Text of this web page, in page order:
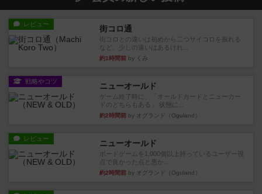
レビュー 街コロ通
街コロとの違いは初めから二つサイコロを振れる
など、少しの違いはあるけれ...
約1時間前 by くみ
戦略やコツ ニューオールド
ゲーム終了時に、「オールドカードとニューカー
ドのどちらもある」 状態に...
約2時間前 by オグランド（Oguland）
レビュー ニューオールド
ボードゲームを1,000個以上持っているユーザー視
点で良かった点と悪か...
約2時間前 by オグランド（Oguland）